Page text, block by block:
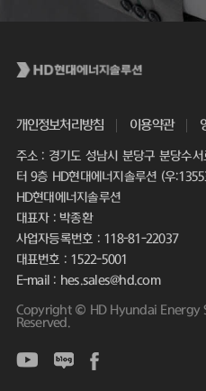
개인정보처리방침 이용약관
주소 : 경기도 성남시 분당구 분당수
터 9층 HD현대에너지솔루션 (우
HD현대에너지솔루션
대표자 : 박종환
사업자등록번호 : 118-81-22037
대표번호 : 1522-5001
E-mail : hes.sales@hd.com
Copyright © HD Hyundai Energy
Reserved.